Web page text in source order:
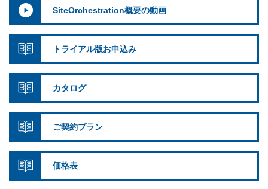
SiteOrchestration概要の動画
トライアル版お申込み
カタログ
ご契約プラン
価格表